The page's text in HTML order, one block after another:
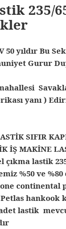
235/
50 yıldır Bu
Gurur
yanı )
SIFIR
İŞ MAKİNE
lastik
%50 ve
continental
hankook
lastik